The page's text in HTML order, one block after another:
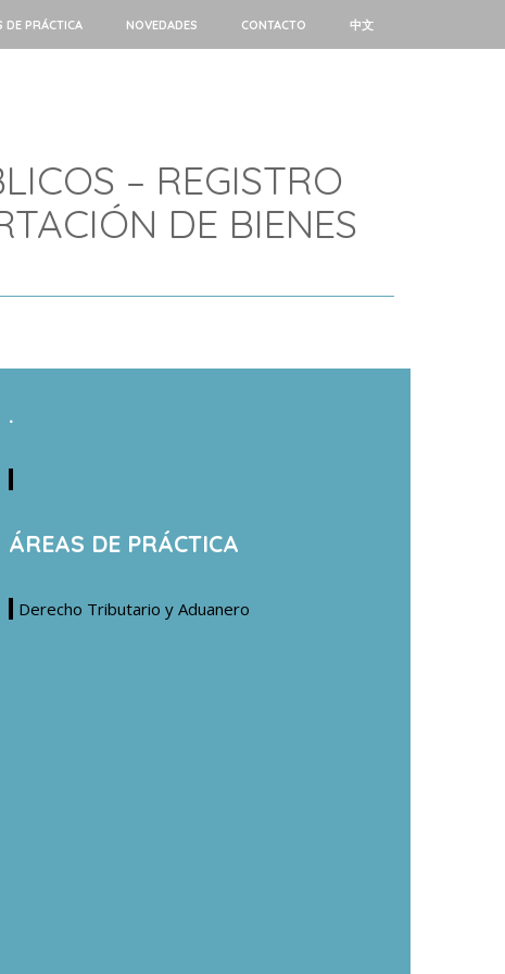
DE PRÁCTICA NOVEDADES CONTACTO 中文
– REGISTRO
DE BIENES
.
ÁREAS DE PRÁCTICA
Derecho Tributario y Aduanero